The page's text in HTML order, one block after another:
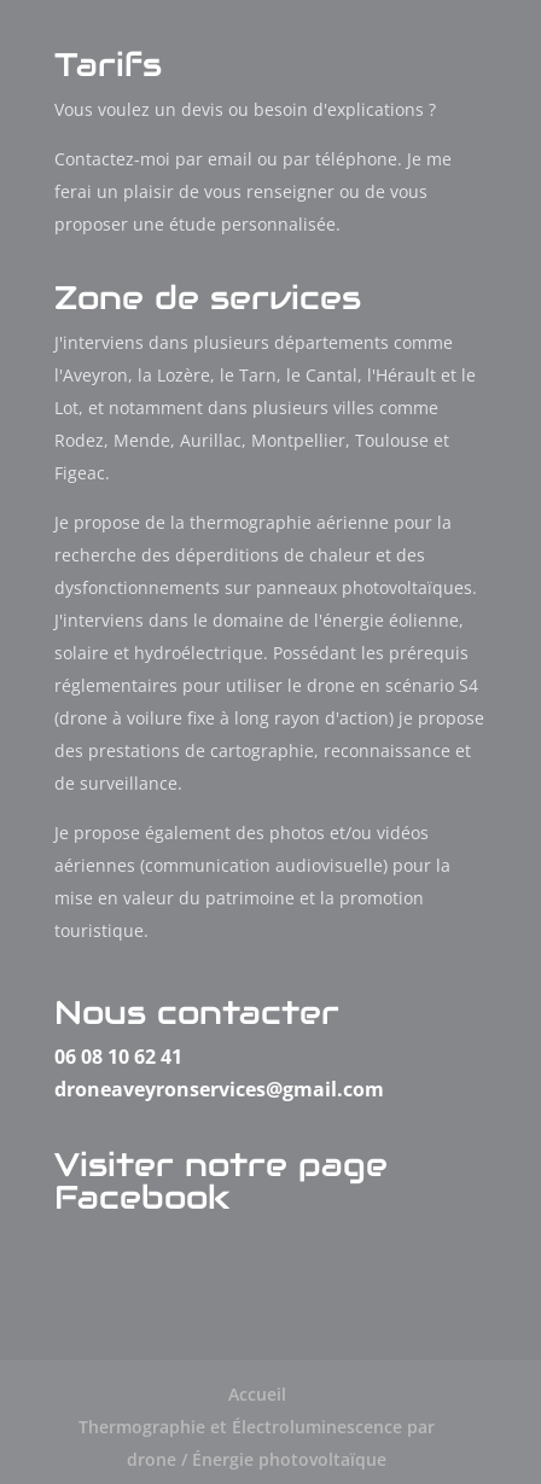
Tarifs
Vous voulez un devis ou besoin d'explications ?
Contactez-moi par email ou par téléphone. Je me
ferai un plaisir de vous renseigner ou de vous
proposer une étude personnalisée.
Zone de services
J'interviens dans plusieurs départements comme
l'Aveyron, la Lozère, le Tarn, le Cantal, l'Hérault et le
Lot, et notamment dans plusieurs villes comme
Rodez, Mende, Aurillac, Montpellier, Toulouse et
Figeac.
Je propose de la thermographie aérienne pour la
recherche des déperditions de chaleur et des
dysfonctionnements sur panneaux photovoltaïques.
J'interviens dans le domaine de l'énergie éolienne,
solaire et hydroélectrique. Possédant les prérequis
réglementaires pour utiliser le drone en scénario S4
(drone à voilure fixe à long rayon d'action) je propose
des prestations de cartographie, reconnaissance et
de surveillance.
Je propose également des photos et/ou vidéos
aériennes (communication audiovisuelle) pour la
mise en valeur du patrimoine et la promotion
touristique.
Nous contacter
06 08 10 62 41
droneaveyronservices@gmail.com
Visiter notre page
Facebook
Accueil
Thermographie et Électroluminescence par
drone / Énergie photovoltaïque